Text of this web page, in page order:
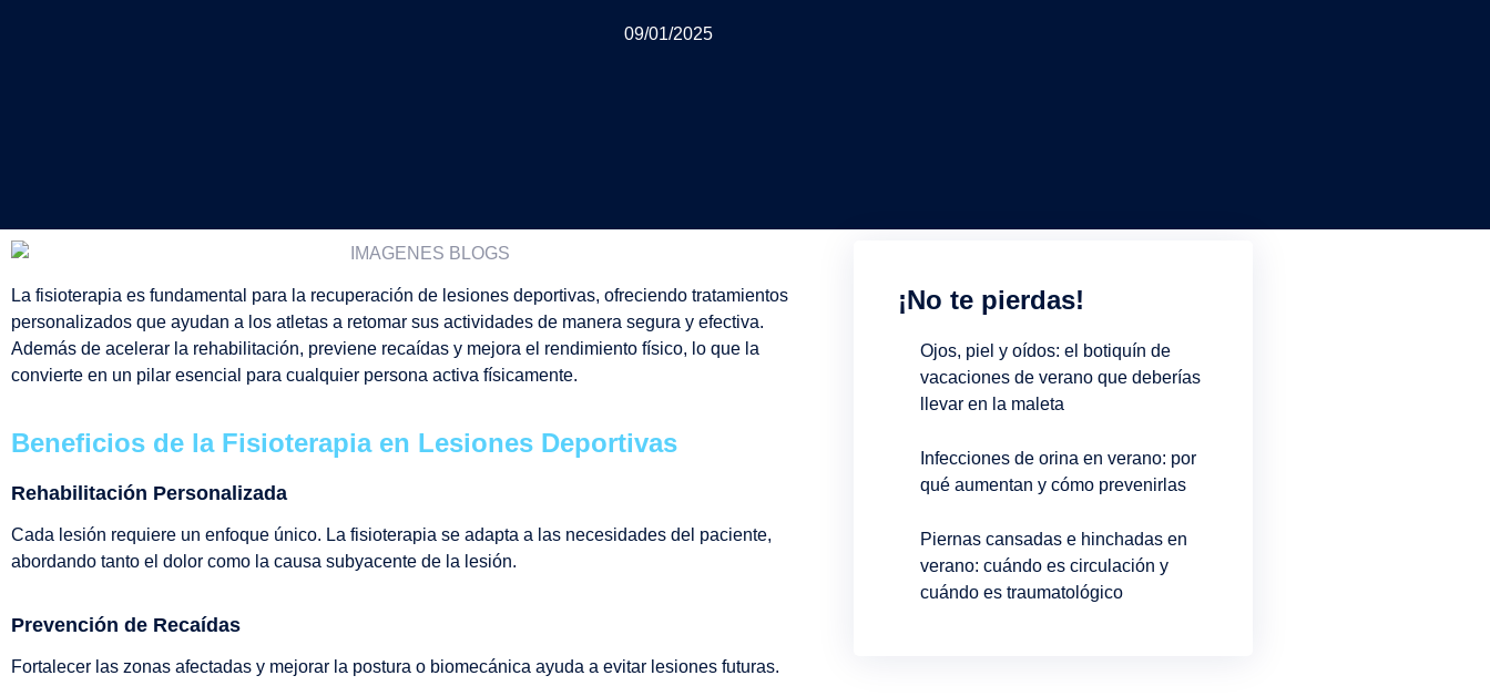
09/01/2025
La fisioterapia es fundamental para la recuperación de lesiones deportivas, ofreciendo tratamientos
personalizados que ayudan a los atletas a retomar sus actividades de manera segura y efectiva.
Además de acelerar la rehabilitación, previene recaídas y mejora el rendimiento físico, lo que la
convierte en un pilar esencial para cualquier persona activa físicamente.
Beneficios de la Fisioterapia en Lesiones Deportivas
Rehabilitación Personalizada
Cada lesión requiere un enfoque único. La fisioterapia se adapta a las necesidades del paciente,
abordando tanto el dolor como la causa subyacente de la lesión.
Prevención de Recaídas
Fortalecer las zonas afectadas y mejorar la postura o biomecánica ayuda a evitar lesiones futuras.
¡No te pierdas!
Ojos, piel y oídos: el botiquín de
vacaciones de verano que deberías
llevar en la maleta
Infecciones de orina en verano: por
qué aumentan y cómo prevenirlas
Piernas cansadas e hinchadas en
verano: cuándo es circulación y
cuándo es traumatológico